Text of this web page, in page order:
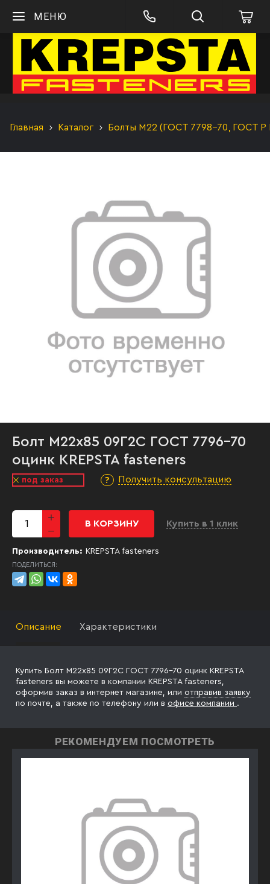
МЕНЮ
Главная Каталог Болты М22 (ГОСТ 7798-70, ГОСТ Р
Болт М22х85 09Г2С ГОСТ 7796-70
оцинк KREPSTA fasteners
под заказ Получить консультацию
В КОРЗИНУ Купить в 1 клик
Производитель: KREPSTA fasteners
ПОДЕЛИТЬСЯ:
Описание Характеристики
Купить Болт М22х85 09Г2С ГОСТ 7796-70 оцинк KREPSTA
fasteners вы можете в компании KREPSTA fasteners,
оформив заказ в интернет магазине, или отправив заявку
по почте, а также по телефону или в офисе компании .
РЕКОМЕНДУЕМ ПОСМОТРЕТЬ